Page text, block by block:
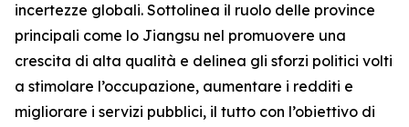
incertezze globali. Sottolinea il ruolo delle province
principali come lo Jiangsu nel promuovere una
crescita di alta qualità e delinea gli sforzi politici volti
a stimolare l’occupazione, aumentare i redditi e
migliorare i servizi pubblici, il tutto con l’obiettivo di